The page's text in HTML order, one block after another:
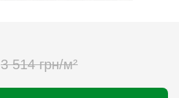
3 514 грн/м²